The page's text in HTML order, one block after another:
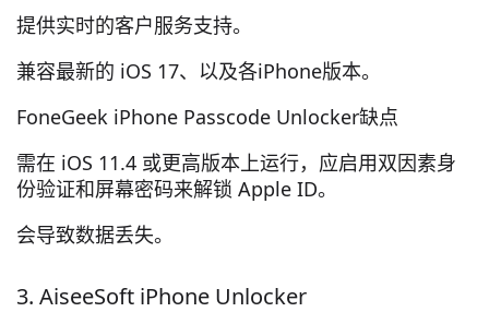
提供实时的客户服务支持。
兼容最新的 iOS 17、以及各iPhone版本。
FoneGeek iPhone Passcode Unlocker缺点
需在 iOS 11.4 或更高版本上运行，应启用双因素身
份验证和屏幕密码来解锁 Apple ID。
会导致数据丢失。
3. AiseeSoft iPhone Unlocker